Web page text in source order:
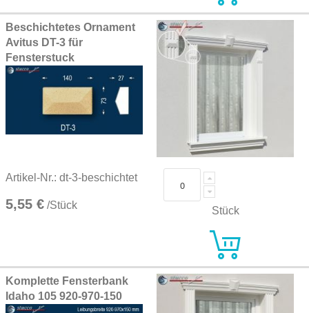
Beschichtetes Ornament
Avitus DT-3 für
Fensterstuck
Artikel-Nr.: dt-3-beschichtet
5,55 € /Stück Stück
Komplette Fensterbank
Idaho 105 920-970-150